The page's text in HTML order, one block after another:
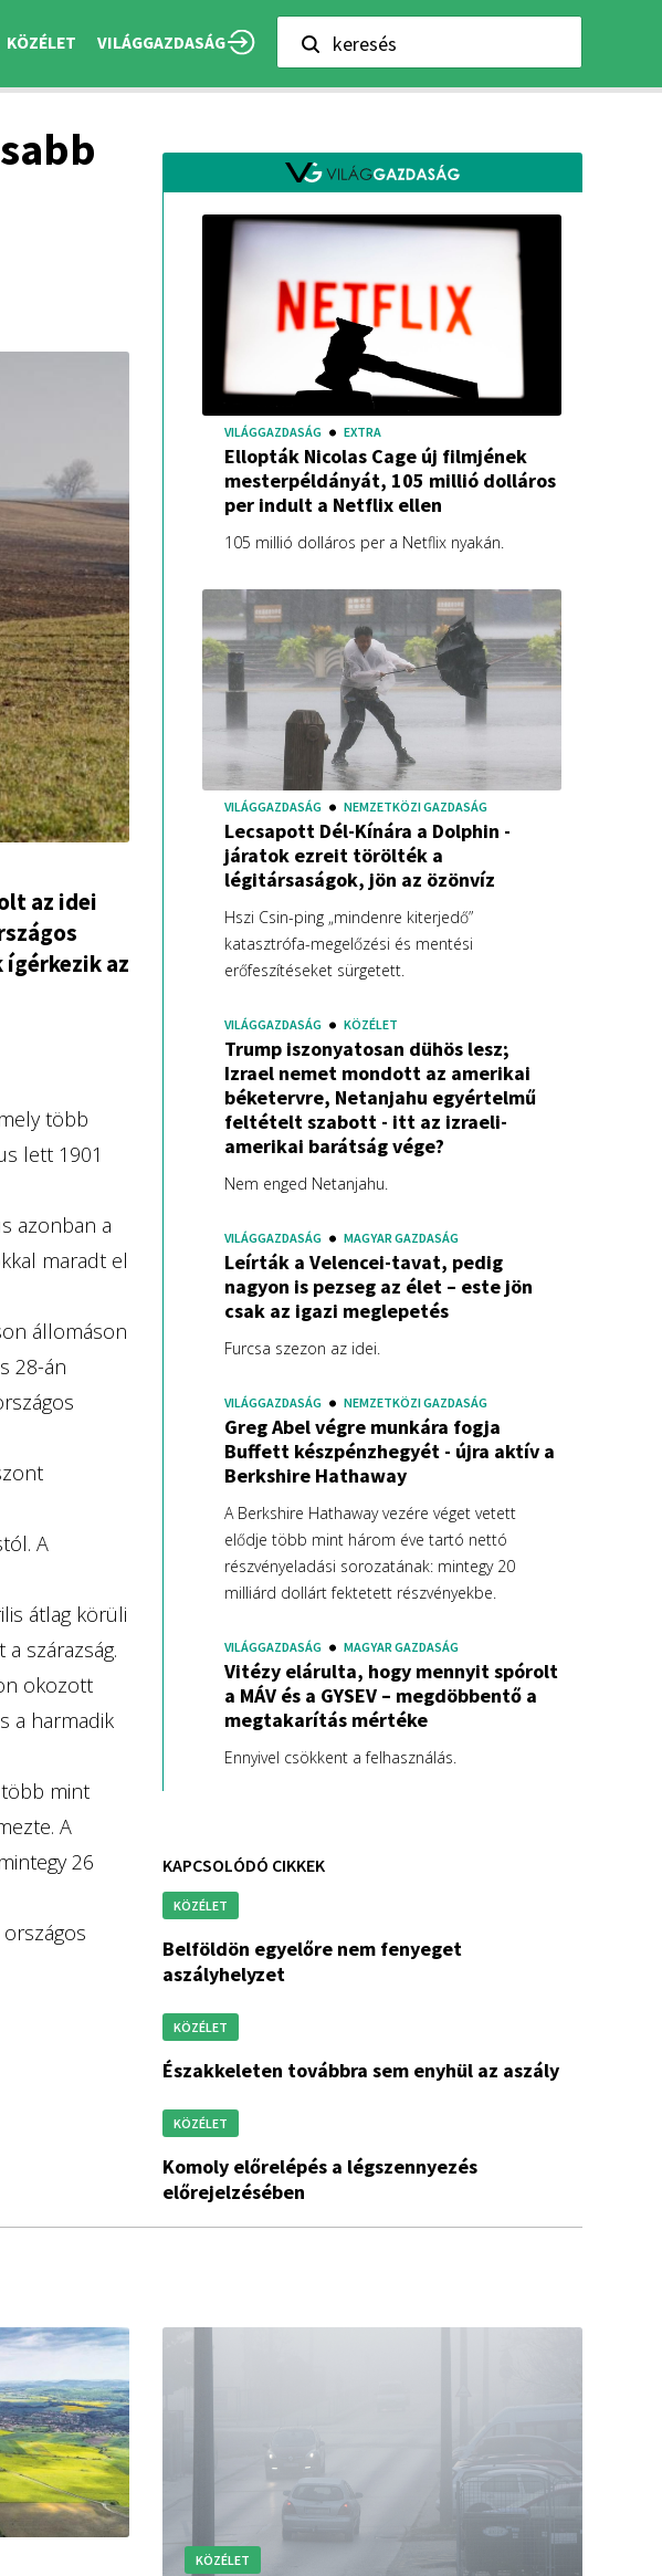
KÖZÉLET VILÁGGAZDASÁG keresés
az idei
az
több
lett 1901
azonban a
maradt el
állomáson
28-án
A
átlag körüli
szárazság.
okozott
a harmadik
több mint
A
26
VILÁGGAZDASÁG EXTRA
Ellopták Nicolas Cage új filmjének
mesterpéldányát, 105 millió dolláros
per indult a Netflix ellen
105 millió dolláros per a Netflix nyakán.
VILÁGGAZDASÁG NEMZETKÖZI GAZDASÁG
Lecsapott Dél-Kínára a Dolphin -
járatok ezreit törölték a
légitársaságok, jön az özönvíz
Hszi Csin-ping „mindenre kiterjedő”
katasztrófa-megelőzési és mentési
erőfeszítéseket sürgetett.
VILÁGGAZDASÁG KÖZÉLET
Trump iszonyatosan dühös lesz;
Izrael nemet mondott az amerikai
béketervre, Netanjahu egyértelmű
feltételt szabott - itt az izraeli-
amerikai barátság vége?
Nem enged Netanjahu.
VILÁGGAZDASÁG MAGYAR GAZDASÁG
Leírták a Velencei-tavat, pedig
nagyon is pezseg az élet – este jön
csak az igazi meglepetés
Furcsa szezon az idei.
VILÁGGAZDASÁG NEMZETKÖZI GAZDASÁG
Greg Abel végre munkára fogja
Buffett készpénzhegyét - újra aktív a
Berkshire Hathaway
A Berkshire Hathaway vezére véget vetett
elődje több mint három éve tartó nettó
részvényeladási sorozatának: mintegy 20
milliárd dollárt fektetett részvényekbe.
VILÁGGAZDASÁG MAGYAR GAZDASÁG
Vitézy elárulta, hogy mennyit spórolt
a MÁV és a GYSEV – megdöbbentő a
megtakarítás mértéke
Ennyivel csökkent a felhasználás.
KAPCSOLÓDÓ CIKKEK
KÖZÉLET
belföldön egyelőre nem fenyeget
aszályhelyzet
KÖZÉLET
északkeleten továbbra sem enyhül az aszály
KÖZÉLET
komoly előrelépés a légszennyezés
előrejelzésében
KÖZÉLET